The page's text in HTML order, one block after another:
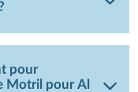
pour
Motril pour Al